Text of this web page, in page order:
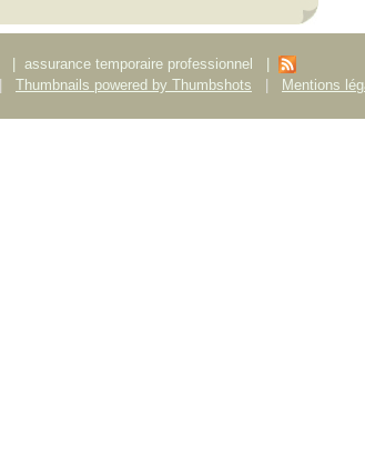
assurance temporaire professionnel
Thumbnails powered by Thumbshots Mentions